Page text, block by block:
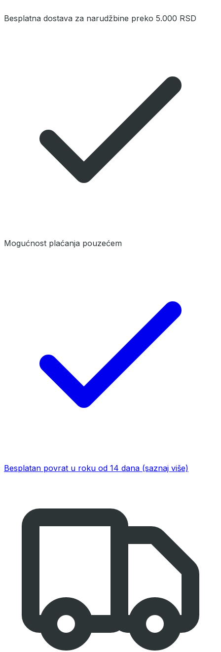
Besplatna dostava za narudžbine preko 5.000 RSD
Mogućnost plaćanja pouzećem
Besplatan povrat u roku od 14 dana (saznaj više)